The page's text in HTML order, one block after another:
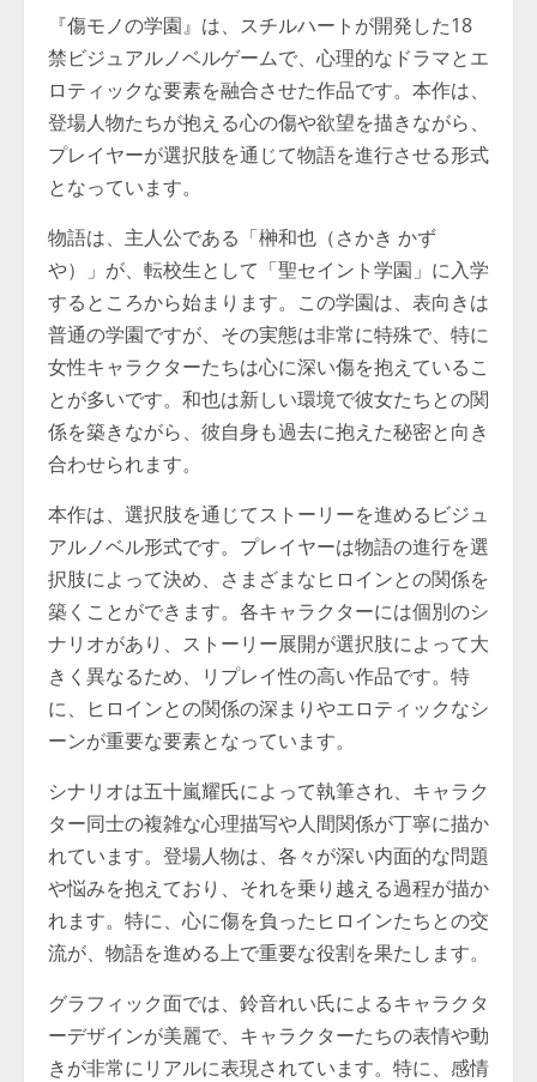
『傷モノの学園』は、スチルハートが開発した18
禁ビジュアルノベルゲームで、心理的なドラマとエ
ロティックな要素を融合させた作品です。本作は、
登場人物たちが抱える心の傷や欲望を描きながら、
プレイヤーが選択肢を通じて物語を進行させる形式
となっています。
物語は、主人公である「榊和也（さかき かず
や）」が、転校生として「聖セイント学園」に入学
するところから始まります。この学園は、表向きは
普通の学園ですが、その実態は非常に特殊で、特に
女性キャラクターたちは心に深い傷を抱えているこ
とが多いです。和也は新しい環境で彼女たちとの関
係を築きながら、彼自身も過去に抱えた秘密と向き
合わせられます。
本作は、選択肢を通じてストーリーを進めるビジュ
アルノベル形式です。プレイヤーは物語の進行を選
択肢によって決め、さまざまなヒロインとの関係を
築くことができます。各キャラクターには個別のシ
ナリオがあり、ストーリー展開が選択肢によって大
きく異なるため、リプレイ性の高い作品です。特
に、ヒロインとの関係の深まりやエロティックなシ
ーンが重要な要素となっています。
シナリオは五十嵐耀氏によって執筆され、キャラク
ター同士の複雑な心理描写や人間関係が丁寧に描か
れています。登場人物は、各々が深い内面的な問題
や悩みを抱えており、それを乗り越える過程が描か
れます。特に、心に傷を負ったヒロインたちとの交
流が、物語を進める上で重要な役割を果たします。
グラフィック面では、鈴音れい氏によるキャラクタ
ーデザインが美麗で、キャラクターたちの表情や動
きが非常にリアルに表現されています。特に、感情